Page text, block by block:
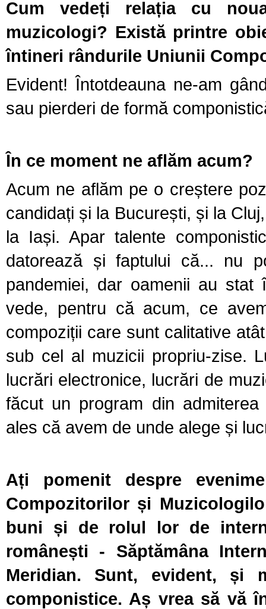
Cum vedeți relația cu
muzicologi? Există printre
întineri rândurile Uniunii
Evident! Întotdeauna ne-am
sau pierderi de formă
În ce moment ne aflăm acum?
Acum ne aflăm pe o creștere
candidați și la București, și la
la Iași. Apar talente
datorează și faptului că... nu
pandemiei, dar oamenii au
vede, pentru că acum, ce
compoziții care sunt calitative
sub cel al muzicii propriu-zise.
lucrări electronice, lucrări de
făcut un program din
ales că avem de unde alege și
Ați pomenit despre
Compozitorilor și
buni și de rolul lor de
românești - Săptămâna
Meridian. Sunt, evident, și
componistice. Aș vrea să vă